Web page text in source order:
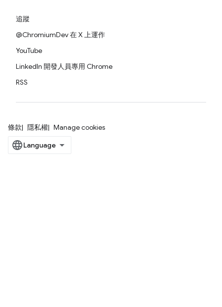
追蹤
@ChromiumDev 在 X 上運作
YouTube
LinkedIn 開發人員專用 Chrome
RSS
條款 隱私權 Manage cookies